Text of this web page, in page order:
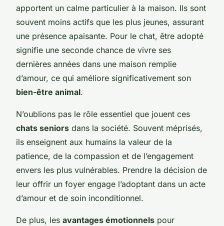
apportent un calme particulier à la maison. Ils sont
souvent moins actifs que les plus jeunes, assurant
une présence apaisante. Pour le chat, être adopté
signifie une seconde chance de vivre ses
dernières années dans une maison remplie
d’amour, ce qui améliore significativement son
bien-être animal.
N’oublions pas le rôle essentiel que jouent ces
chats seniors dans la société. Souvent méprisés,
ils enseignent aux humains la valeur de la
patience, de la compassion et de l’engagement
envers les plus vulnérables. Prendre la décision de
leur offrir un foyer engage l’adoptant dans un acte
d’amour et de soin inconditionnel.
De plus, les avantages émotionnels pour